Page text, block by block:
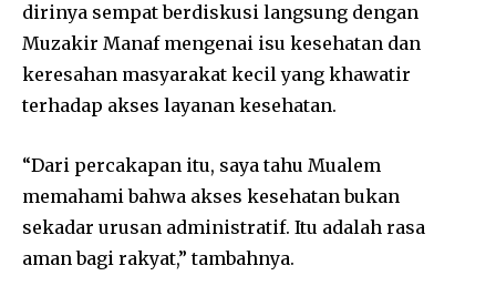
dirinya sempat berdiskusi langsung dengan
Muzakir Manaf mengenai isu kesehatan dan
keresahan masyarakat kecil yang khawatir
terhadap akses layanan kesehatan.
“Dari percakapan itu, saya tahu Mualem
memahami bahwa akses kesehatan bukan
sekadar urusan administratif. Itu adalah rasa
aman bagi rakyat,” tambahnya.